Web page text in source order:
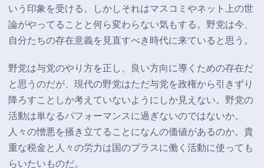
いう印象を受ける。しかしそれはマスコミやネット上の世
論がやってることと何ら変わらない気もする。野党は今、
自分たちの存在意義を見直すべき時代に来ていると思う。
野党は与党のやり方を正し、良い方向に導くための存在だ
と思うのだが、現代の野党はただ与党を政権から引きずり
降ろすことしか考えていないようにしか見えない。野党の
活動は単なるパフォーマンスに過ぎないのではないか。
人々の憎悪を掻き立てることになんの価値があるのか。貴
重な税金と人々の労力は国のプラスに働く活動に使っても
らいたいものだ。